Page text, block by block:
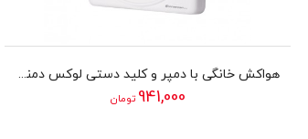
هواکش خانگی با دمپر و کلید دستی لوکس دمنده سری VSL مدل 25C4S
941,000 تومان